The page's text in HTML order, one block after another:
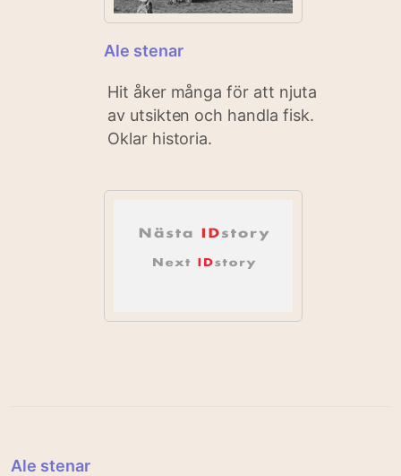
Ale stenar
Hit åker många för att njuta
av utsikten och handla fisk.
Oklar historia.
Ale stenar